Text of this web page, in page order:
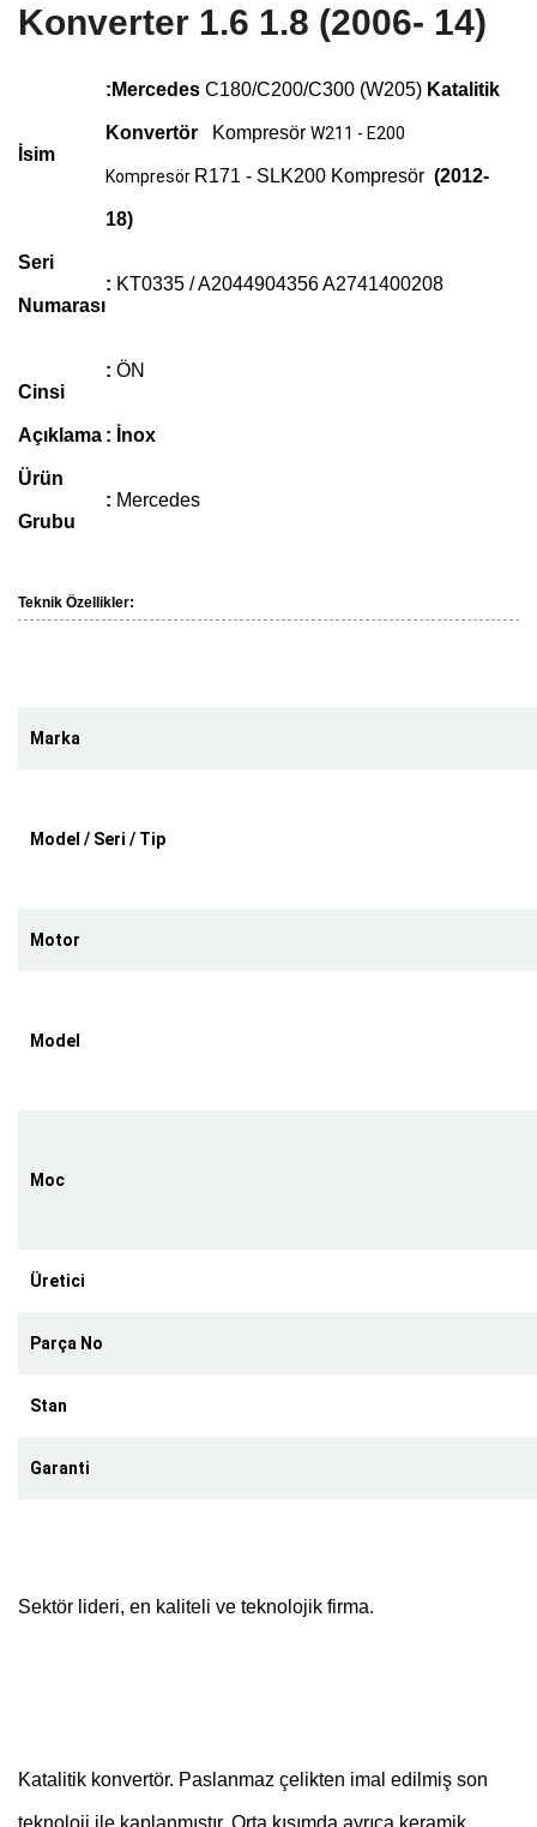
Konverter 1.6 1.8 (2006- 14)
İsim
:Mercedes C180/C200/C300 (W205) Katalitik
Konvertör Kompresör W211 - E200
Kompresör R171 - SLK200 Kompresör (2012-
18)
Seri
Numarası
: KT0335 / A2044904356 A2741400208
Cinsi
: ÖN
Açıklama : İnox
Ürün
Grubu
: Mercedes
Teknik Özellikler:
Marka
Model / Seri / Tip
Motor
Model
Moc
Üretici
Parça No
Stan
Garanti
Sektör lideri, en kaliteli ve teknolojik firma.
Katalitik konvertör. Paslanmaz çelikten imal edilmiş son
teknoloji ile kaplanmıştır. Orta kısımda ayrıca keramik